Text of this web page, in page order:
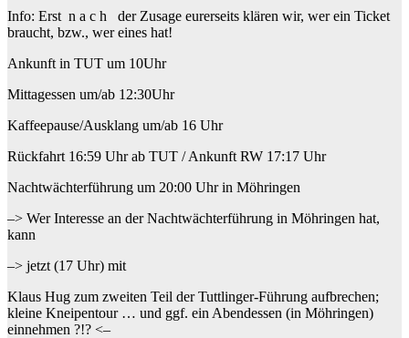
Info: Erst n a c h der Zusage eurerseits klären wir, wer ein Ticket
braucht, bzw., wer eines hat!
Ankunft in TUT um 10Uhr
Mittagessen um/ab 12:30Uhr
Kaffeepause/Ausklang um/ab 16 Uhr
Rückfahrt 16:59 Uhr ab TUT / Ankunft RW 17:17 Uhr
Nachtwächterführung um 20:00 Uhr in Möhringen
–> Wer Interesse an der Nachtwächterführung in Möhringen hat,
kann
–> jetzt (17 Uhr) mit
Klaus Hug zum zweiten Teil der Tuttlinger-Führung aufbrechen;
kleine Kneipentour … und ggf. ein Abendessen (in Möhringen)
einnehmen ?!? <–